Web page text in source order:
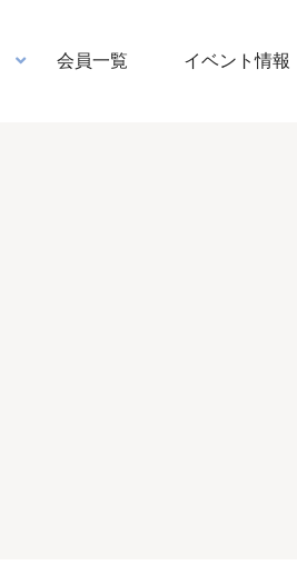
会員一覧 イベント情報